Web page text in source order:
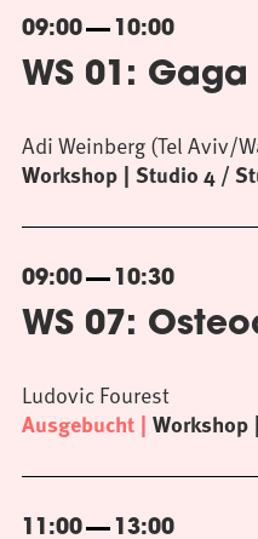
09:00 10:00
WS 01:
Workshop Studio 4 /
Adi Weinberg (Tel Aviv/
09:00 10:30
WS 07:
Ausgebucht Workshop
Ludovic Fourest
11:00 13:00